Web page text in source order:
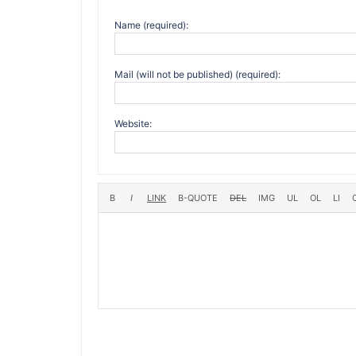
Name (required):
Mail (will not be published) (required):
Website: